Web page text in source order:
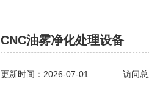
CNC油雾净化处理设备
更新时间：2026-07-01 访问